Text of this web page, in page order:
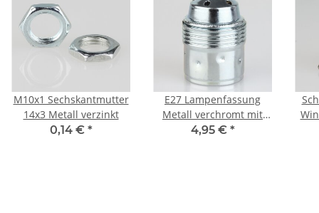
M10x1 Sechskantmutter
14x3 Metall verzinkt
0,14 € *
E27 Lampenfassung
Metall verchromt mit
Glattmantel und
4,95 € *